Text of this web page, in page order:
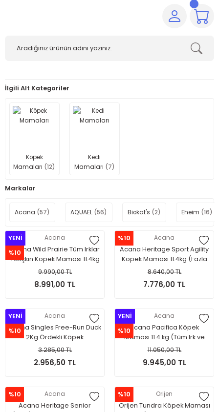
İlgili Alt Kategoriler
Köpek
Mamaları (12)
Kedi
Mamaları (7)
Markalar
Acana (57) AQUAEL (56) Biokat's (2) Eheim (16)
YENİ
%10
Acana
Acana Wild Prairie Tüm Irklar
Yetişkin Köpek Maması 11.4kg
9.990,00 TL
8.991,00 TL
%10 Acana
Acana Heritage Sport Agility
Köpek Maması 11.4kg (Fazla
Hareketli Köpekler için)
8.640,00 TL
7.776,00 TL
YENİ
%10
Acana
Acana Singles Free-Run Duck
2Kg Ördekli Köpek
Maması(Tüm Irk ve Yaşam
3.285,00 TL
2.956,50 TL
YENİ
%10
Acana
Acana Pacifica Köpek
Maması 11.4 kg (Tüm Irk ve
Yaşam Evreleri İçin)
11.050,00 TL
9.945,00 TL
%10 Acana
Acana Heritage Senior
%10 Orijen
Orijen Tundra Köpek Maması